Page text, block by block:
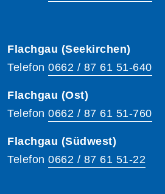
Flachgau (Seekirchen)
Telefon 0662 / 87 61 51-640
Flachgau (Ost)
Telefon 0662 / 87 61 51-760
Flachgau (Südwest)
Telefon 0662 / 87 61 51-22